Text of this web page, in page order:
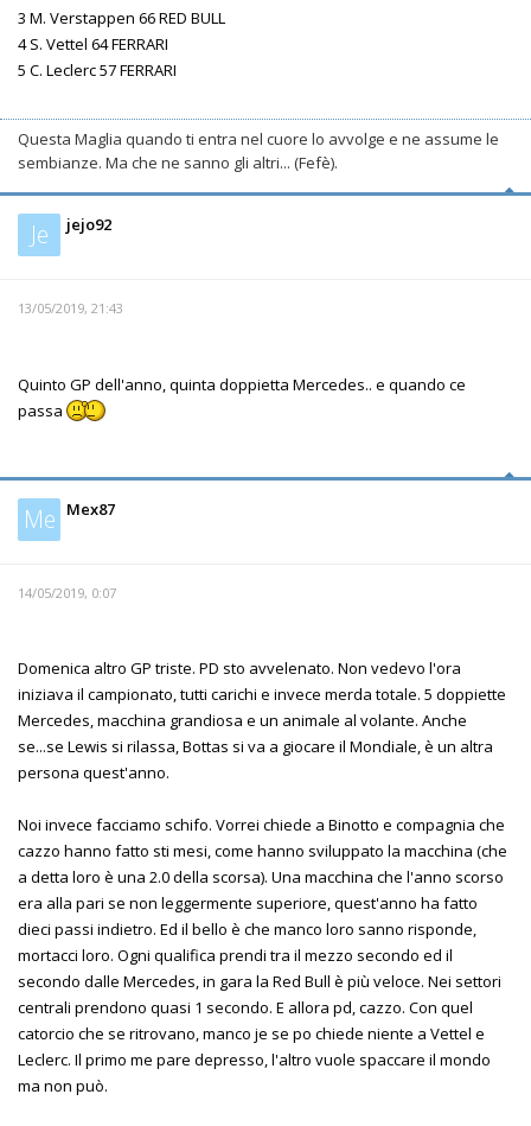
3 M. Verstappen 66 RED BULL
4 S. Vettel 64 FERRARI
5 C. Leclerc 57 FERRARI
Questa Maglia quando ti entra nel cuore lo avvolge e ne assume le
sembianze. Ma che ne sanno gli altri... (Fefè).
Je jejo92
13/05/2019, 21:43
Quinto GP dell'anno, quinta doppietta Mercedes.. e quando ce
passa
Me Mex87
14/05/2019, 0:07
Domenica altro GP triste. PD sto avvelenato. Non vedevo l'ora
iniziava il campionato, tutti carichi e invece merda totale. 5 doppiette
Mercedes, macchina grandiosa e un animale al volante. Anche
se...se Lewis si rilassa, Bottas si va a giocare il Mondiale, è un altra
persona quest'anno.
Noi invece facciamo schifo. Vorrei chiede a Binotto e compagnia che
cazzo hanno fatto sti mesi, come hanno sviluppato la macchina (che
a detta loro è una 2.0 della scorsa). Una macchina che l'anno scorso
era alla pari se non leggermente superiore, quest'anno ha fatto
dieci passi indietro. Ed il bello è che manco loro sanno risponde,
mortacci loro. Ogni qualifica prendi tra il mezzo secondo ed il
secondo dalle Mercedes, in gara la Red Bull è più veloce. Nei settori
centrali prendono quasi 1 secondo. E allora pd, cazzo. Con quel
catorcio che se ritrovano, manco je se po chiede niente a Vettel e
Leclerc. Il primo me pare depresso, l'altro vuole spaccare il mondo
ma non può.